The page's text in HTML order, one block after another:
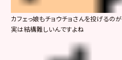
カフェっ娘もチョウチョさんを投げるのが
実は結構難しいんですよね